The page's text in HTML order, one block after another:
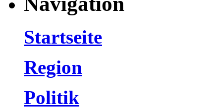
Startseite
Region
Politik